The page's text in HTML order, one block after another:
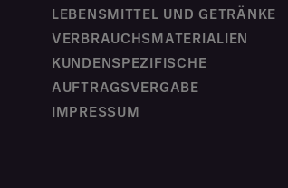
LEBENSMITTEL UND GETRÄNKE
VERBRAUCHSMATERIALIEN
KUNDENSPEZIFISCHE
AUFTRAGSVERGABE
IMPRESSUM